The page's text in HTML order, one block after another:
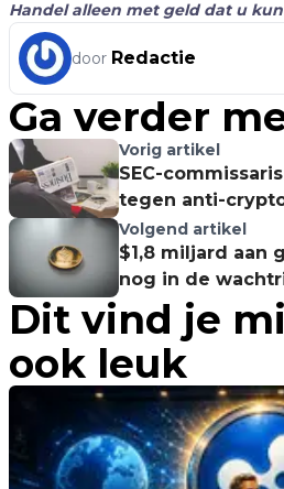
Handel alleen met geld dat u
door Redactie
Ga verder
Vorig artikel
SEC-
tegen anti-
voorzitter
Volgend artikel
$1,8 miljard aan
nog in de
opgenomen
Dit vind je
ook leuk